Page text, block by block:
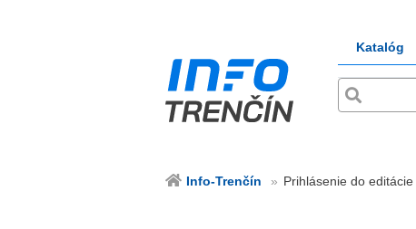
Katalóg
Info-Trenčín Prihlásenie do